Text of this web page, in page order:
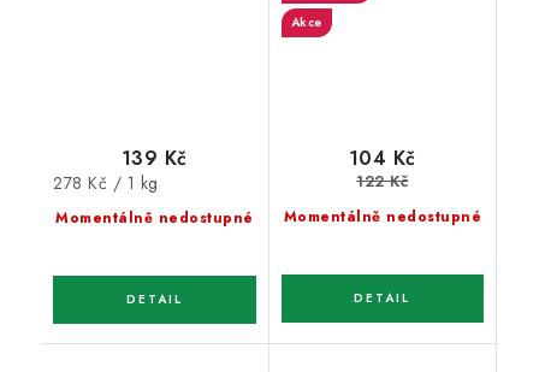
Momentálně nedostupné
139 Kč
Měrná
cena:
278 Kč / 1 kg
Akce
Momentálně nedostupné
104 Kč
122 Kč